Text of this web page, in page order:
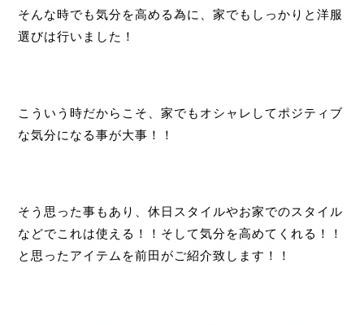
そんな時でも気分を高める為に、家でもしっかりと洋服
選びは行いました！
こういう時だからこそ、家でもオシャレしてポジティブ
な気分になる事が大事！！
そう思った事もあり、休日スタイルやお家でのスタイル
などでこれは使える！！そして気分を高めてくれる！！
と思ったアイテムを前田がご紹介致します！！